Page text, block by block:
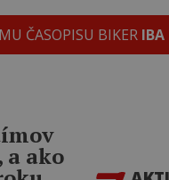
ČASOPISU BIKER IBA
a ako